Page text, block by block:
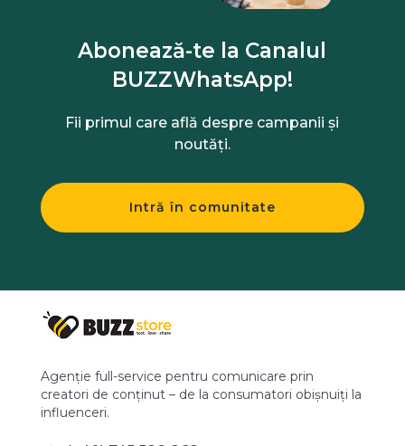
Abonează-te la Canalul
BUZZWhatsApp!
Fii primul care află despre campanii și
noutăți.
Intră în comunitate
Agenție full-service pentru comunicare prin
creatori de conținut – de la consumatori obișnuiți la
influenceri.